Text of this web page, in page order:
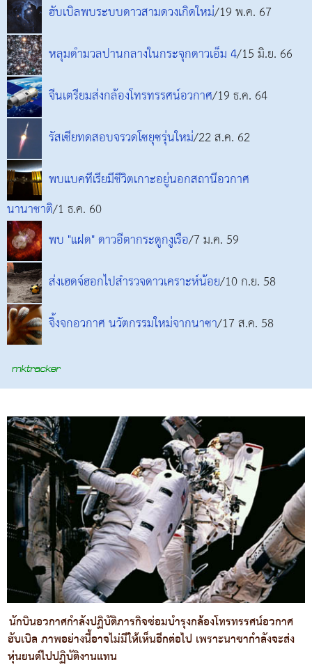
ฮับเบิลพบระบบดาวสามดวงเกิดใหม่/19 พ.ค. 67
หลุมดำมวลปานกลางในกระจุกดาวเอ็ม 4/15 มิ.ย. 66
จีนเตรียมส่งกล้องโทรทรรศน์อวกาศ/19 ธ.ค. 64
รัสเซียทดสอบจรวดโซยุซรุ่นใหม่/22 ส.ค. 62
พบแบคทีเรียมีชีวิตเกาะอยู่นอกสถานีอวกาศ
นานาชาติ/1 ธ.ค. 60
พบ "แฝด" ดาวอีตากระดูกงูเรือ/7 ม.ค. 59
ส่งเฮดจ์ฮอกไปสำรวจดาวเคราะห์น้อย/10 ก.ย. 58
จิ้งจกอวกาศ นวัตกรรมใหม่จากนาซา/17 ส.ค. 58
นักบินอวกาศกำลังปฏิบัติภารกิจซ่อมบำรุงกล้องโทรทรรศน์อวกาศ
ฮับเบิล ภาพอย่างนี้อาจไม่มีให้เห็นอีกต่อไป เพราะนาซากำลังจะส่ง
หุ่นยนต์ไปปฏิบัติงานแทน